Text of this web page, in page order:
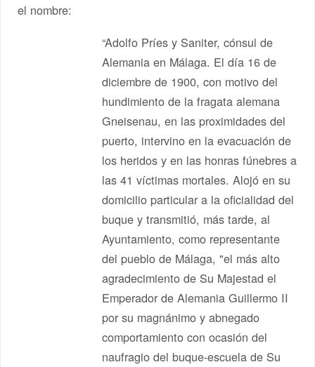
el nombre:
“Adolfo Príes y Saniter, cónsul de
Alemania en Málaga. El día 16 de
diciembre de 1900, con motivo del
hundimiento de la fragata alemana
Gneisenau, en las proximidades del
puerto, intervino en la evacuación de
los heridos y en las honras fúnebres a
las 41 víctimas mortales. Alojó en su
domicilio particular a la oficialidad del
buque y transmitió, más tarde, al
Ayuntamiento, como representante
del pueblo de Málaga, "el más alto
agradecimiento de Su Majestad el
Emperador de Alemania Guillermo II
por su magnánimo y abnegado
comportamiento con ocasión del
naufragio del buque-escuela de Su